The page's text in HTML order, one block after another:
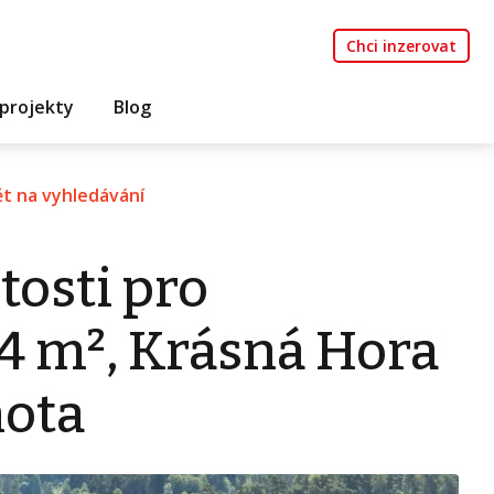
Chci inzerovat
Blog
na vyhledávání
pro
m², Krásná Hora